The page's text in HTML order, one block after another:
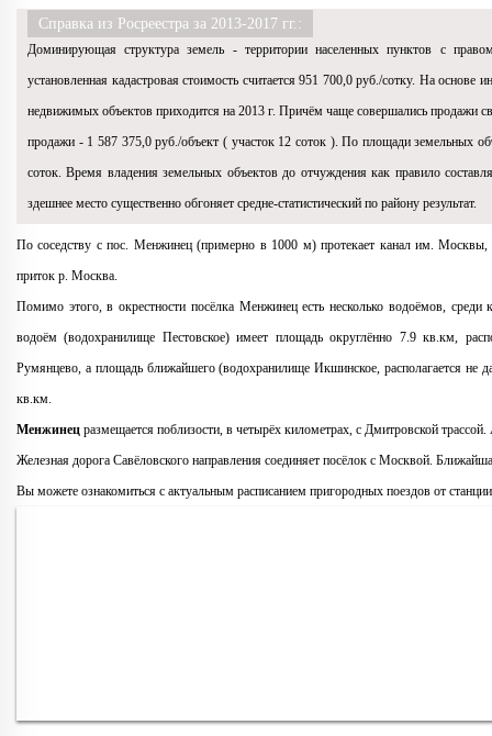
Справка из Росреестра за 2013-2017 гг.:
Доминирующая структура земель - территории населенных пунктов с
установленная кадастровая стоимость считается 951 700,0 руб./сотку. На
недвижимых объектов приходится на 2013 г. Причём чаще совершались продажи
продажи - 1 587 375,0 руб./объект ( участок 12 соток ). По площади земельных
соток. Время владения земельных объектов до отчуждения как правило
здешнее место существенно обгоняет средне-статистический по району результат.
По соседству с пос. Менжинец (примерно в 1000 м) протекает канал им. Москвы,
приток р. Москва.
Помимо этого, в окрестности посёлка Менжинец есть несколько водоёмов,
водоём (водохранилище Пестовское) имеет площадь округлённо 7.9 кв.км,
Румянцево, a площадь ближайшего (водохранилище Икшинское, располагается не
кв.км.
Менжинец размещается поблизости, в четырёх километрах, с Дмитровской
Железная дорога Савёловского направления соединяет посёлок с Москвой.
Вы можете ознакомиться с актуальным расписанием пригородных поездов от